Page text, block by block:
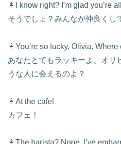
👩I know right? I’m glad you’re
そうでしょ？みんなが仲良くし
👩You’re so lucky, Olivia.
あなたとてもラッキーよ、オリ
うな人に会えるのよ？
👩At the cafe!
カフェ！